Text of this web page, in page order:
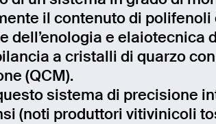
il contenuto di polifenoli
dell’enologia e elaiotecnica
a cristalli di quarzo
(QCM).
sistema di precisione
(noti produttori vitivinicoli